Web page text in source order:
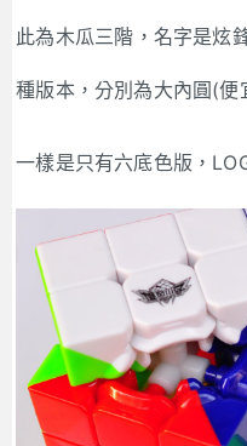
此為木瓜三階，名字是炫
種版本，分別為大內圓(
一樣是只有六底色版，